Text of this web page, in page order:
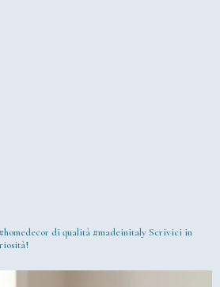
#homedecor di qualità #madeinitaly Scrivici in